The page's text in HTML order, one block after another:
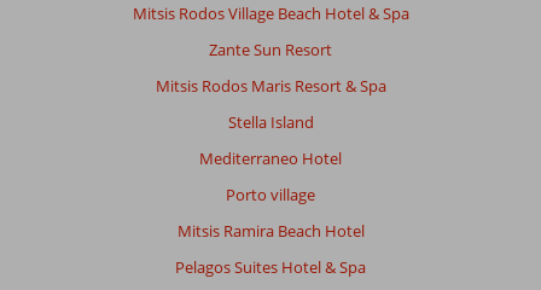
Mitsis Rodos Village Beach Hotel & Spa
Zante Sun Resort
Mitsis Rodos Maris Resort & Spa
Stella Island
Mediterraneo Hotel
Porto village
Mitsis Ramira Beach Hotel
Pelagos Suites Hotel & Spa